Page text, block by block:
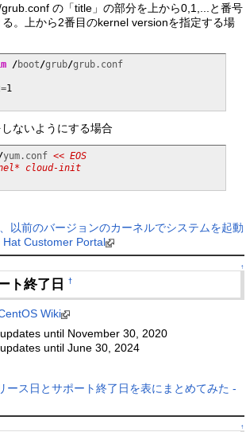
の「title」の部分を上から0,1,...と番号
る。上から2番目のkernel versionを指定する場
/boot/grub/
grub.conf
=1
ないようにする場合
yum.conf << EOS
cloud-init
以前のバージョンのカーネルでシステムを起動
Hat Customer Portal
↑
ト終了日†
Wiki
until November 30, 2020
until June 30, 2024
ース日とサポート終了日を表にまとめてみた -
↑